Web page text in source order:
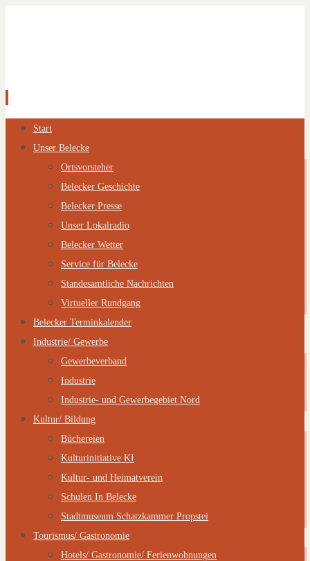
Zum
Inhalt
springen
Start
Unser Belecke
Ortsvorsteher
Belecker Geschichte
Belecker Presse
Unser Lokalradio
Belecker Wetter
Service für Belecke
Standesamtliche Nachrichten
Virtueller Rundgang
Belecker Terminkalender
Industrie/ Gewerbe
Gewerbeverband
Industrie
Industrie- und Gewerbegebiet Nord
Kultur/ Bildung
Büchereien
Kulturinitiative KI
Kultur- und Heimatverein
Schulen In Belecke
Stadtmuseum Schatzkammer Propstei
Tourismus/ Gastronomie
Hotels/ Gastronomie/ Ferienwohnungen